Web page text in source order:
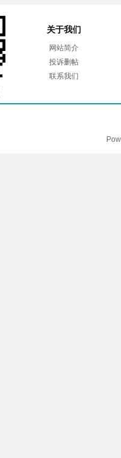
关于我们
网站简介
投诉删帖
联系我们